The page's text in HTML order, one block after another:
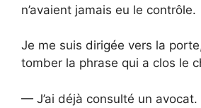
n’avaient jamais eu le contrôle.
Je me suis dirigée vers la
tomber la phrase qui a clos le
— J’ai déjà consulté un